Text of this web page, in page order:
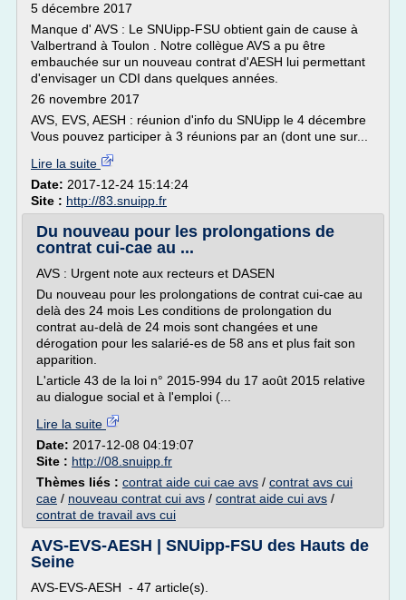
5 décembre 2017
Manque d' AVS : Le SNUipp-FSU obtient gain de cause à
Valbertrand à Toulon . Notre collègue AVS a pu être
embauchée sur un nouveau contrat d'AESH lui permettant
d'envisager un CDI dans quelques années.
26 novembre 2017
AVS, EVS, AESH : réunion d'info du SNUipp le 4 décembre
Vous pouvez participer à 3 réunions par an (dont une sur...
Lire la suite
Date: 2017-12-24 15:14:24
Site : http://83.snuipp.fr
Du nouveau pour les prolongations de
contrat cui-cae au ...
AVS : Urgent note aux recteurs et DASEN
Du nouveau pour les prolongations de contrat cui-cae au
delà des 24 mois Les conditions de prolongation du
contrat au-delà de 24 mois sont changées et une
dérogation pour les salarié-es de 58 ans et plus fait son
apparition.
L'article 43 de la loi n° 2015-994 du 17 août 2015 relative
au dialogue social et à l'emploi (...
Lire la suite
Date: 2017-12-08 04:19:07
Site : http://08.snuipp.fr
Thèmes liés : contrat aide cui cae avs / contrat avs cui
cae / nouveau contrat cui avs / contrat aide cui avs /
contrat de travail avs cui
AVS-EVS-AESH | SNUipp-FSU des Hauts de
Seine
AVS-EVS-AESH - 47 article(s).